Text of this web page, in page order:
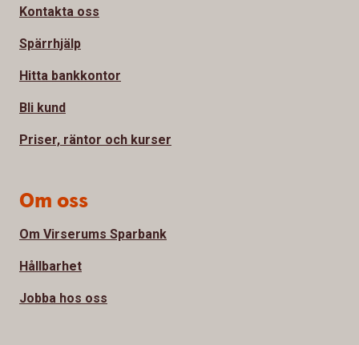
Kontakta oss
Spärrhjälp
Hitta bankkontor
Bli kund
Priser, räntor och kurser
Om oss
Om Virserums Sparbank
Hållbarhet
Jobba hos oss